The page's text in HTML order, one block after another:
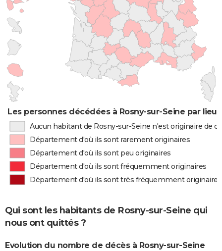
Les personnes décédées à Rosny-sur-Seine par lieu
Aucun habitant de Rosny-sur-Seine n'est originaire de
Département d'où ils sont rarement originaires
Département d'où ils sont peu originaires
Département d'où ils sont fréquemment originaires
Département d'où ils sont très fréquemment originaires
Qui sont les habitants de Rosny-sur-Seine qui
nous ont quittés ?
Evolution du nombre de décès à Rosny-sur-Seine